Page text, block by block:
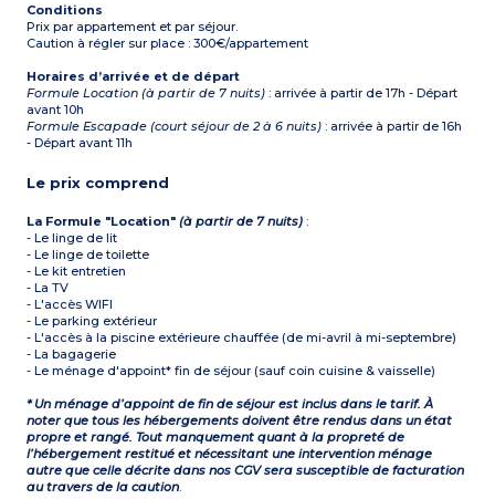
Conditions
Prix par appartement et par séjour.
Caution à régler sur place : 300€/appartement
Horaires d’arrivée et de départ
Formule Location (à partir de 7 nuits) : arrivée à partir de 17h - Départ
avant 10h
Formule Escapade (court séjour de 2 à 6 nuits) : arrivée à partir de 16h
- Départ avant 11h
Le prix comprend
La Formule "Location"(à partir de 7 nuits) :
- Le linge de lit
- Le linge de toilette
- Le kit entretien
- La TV
- L'accès WIFI
- Le parking extérieur
- L'accès à la piscine extérieure chauffée (de mi-avril à mi-septembre)
- La bagagerie
- Le ménage d'appoint* fin de séjour (sauf coin cuisine & vaisselle)
* Un ménage d’appoint de fin de séjour est inclus dans le tarif. À
noter que tous les hébergements doivent être rendus dans un état
propre et rangé. Tout manquement quant à la propreté de
l’hébergement restitué et nécessitant une intervention ménage
autre que celle décrite dans nos CGV sera susceptible de facturation
au travers de la caution.